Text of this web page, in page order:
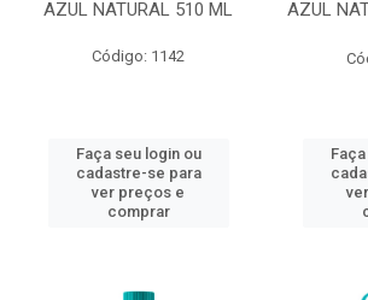
AZUL NATURAL 510 ML
Código: 1142
Faça seu login ou
cadastre-se para
ver preços e
comprar
AZUL